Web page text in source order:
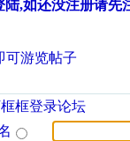
,如还没注册请先
可游览帖子
框登录论坛